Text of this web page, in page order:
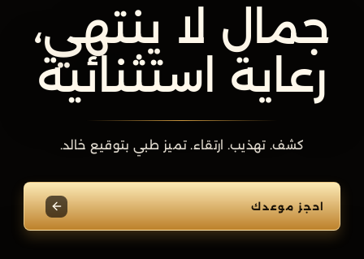
جمال لا ينتهي،
رعاية استثنائية
كشف. تهذيب. ارتقاء. تميز طبي بتوقيع خالد.
احجز موعدك